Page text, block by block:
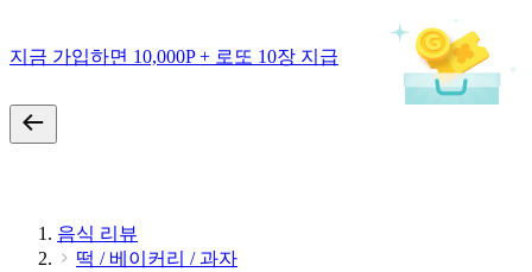
지금 가입하면 10,000P + 로또 10장 지급
음식 리뷰
떡 / 베이커리 / 과자